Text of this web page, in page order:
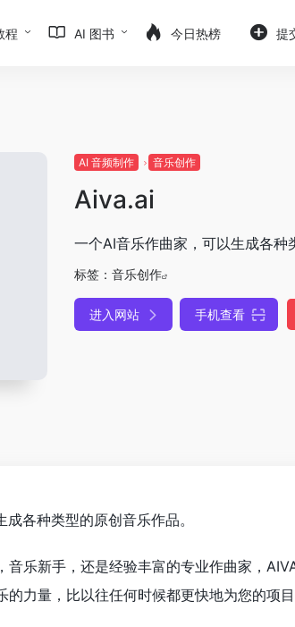
程 AI 图书 今日热榜 提
AI 音频制作 音乐创作
Aiva.ai
一个AI音乐作曲家，可以生成各种
标签： 音乐创作
进入网站 手机查看
各种类型的原创音乐作品。
乐新手，还是经验丰富的专业作曲家，
力量，比以往任何时候都更快地为您的项目